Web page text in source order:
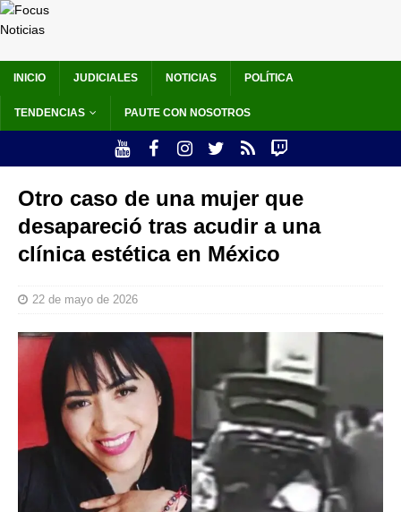
INICIO JUDICIALES NOTICIAS POLÍTICA
TENDENCIAS PAUTE CON NOSOTROS
Otro caso de una mujer que
desapareció tras acudir a una
clínica estética en México
22 de mayo de 2026